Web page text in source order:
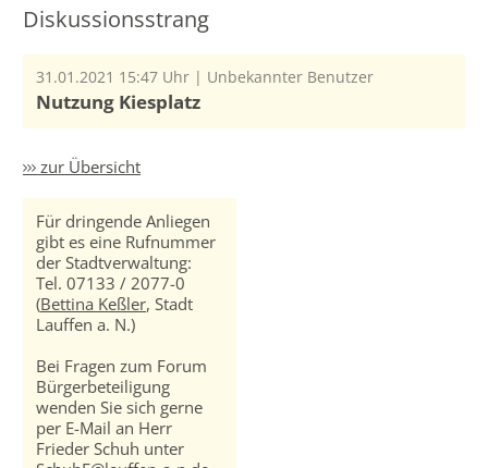
Diskussionsstrang
31.01.2021 15:47 Uhr | Unbekannter Benutzer
Nutzung Kiesplatz
zur Übersicht
Für dringende Anliegen
gibt es eine Rufnummer
der Stadtverwaltung:
Tel. 07133 / 2077-0
(Bettina Keßler, Stadt
Lauffen a. N.)
Bei Fragen zum Forum
Bürgerbeteiligung
wenden Sie sich gerne
per E-Mail an Herr
Frieder Schuh unter